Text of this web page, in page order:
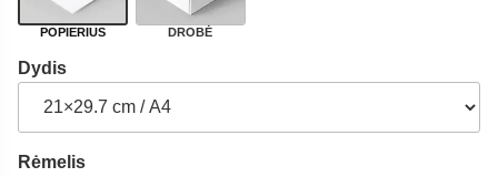
POPIERIUS DROBĖ
Dydis
Rėmelis